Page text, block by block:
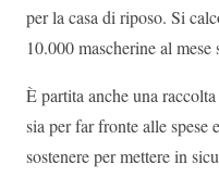
per la casa di riposo. Si
10.000 mascherine al
È partita anche una
sia per far fronte alle spese
sostenere per mettere in